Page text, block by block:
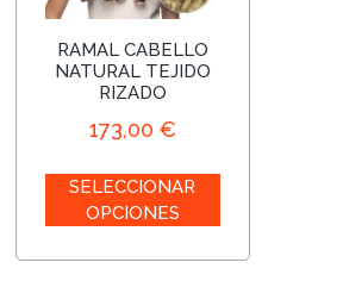
RAMAL CABELLO
NATURAL TEJIDO
RIZADO
173,00 €
SELECCIONAR
OPCIONES